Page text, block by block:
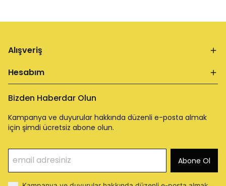
Alışveriş
Hesabım
Bizden Haberdar Olun
Kampanya ve duyurular hakkında düzenli e-posta almak
için şimdi ücretsiz abone olun.
Abone Ol